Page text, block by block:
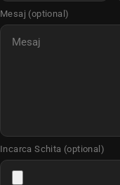
Mesaj (optional)
Incarca Schita (optional)